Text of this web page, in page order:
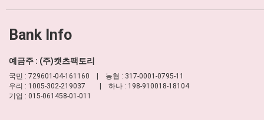
Bank Info
예금주 : (주)캣츠팩토리
국민 : 729601-04-161160 | 농협 : 317-0001-0795-11
우리 : 1005-302-219037 | 하나 : 198-910018-18104
기업 : 015-061458-01-011